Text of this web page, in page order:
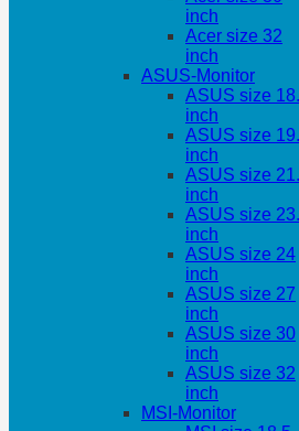
inch
Acer size 32
inch
ASUS-Monitor
ASUS size
inch
ASUS size
inch
ASUS size
inch
ASUS size
inch
ASUS size 24
inch
ASUS size 27
inch
ASUS size 30
inch
ASUS size 32
inch
MSI-Monitor